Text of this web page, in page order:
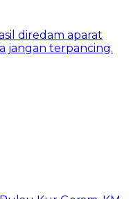
diredam aparat
jangan terpancing.